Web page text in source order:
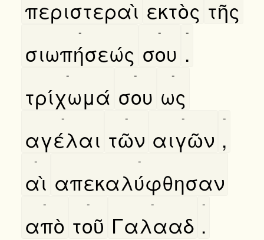
περιστεραὶ εκτὸς τῆς
σιωπήσεώς
-
σου
-
.
-
τρίχωμά
-
σου
-
ως
-
αγέλαι
-
τῶν
-
αιγῶν
-
,
-
αὶ
-
απεκαλύφθησαν
-
απὸ
-
τοῦ
-
Γαλααδ
-
.
-